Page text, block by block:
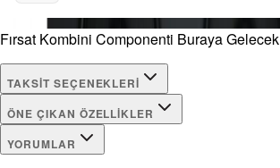
Fırsat Kombini Componenti Buraya Gelecek
TAKSIT SEÇENEKLERI
ÖNE ÇIKAN ÖZELLIKLER
YORUMLAR